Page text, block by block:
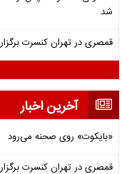
شد
قمصری در تهران کنسرت
آخرین اخبار
«بایکوت» روی صحنه می‌رود
قمصری در تهران کنسرت